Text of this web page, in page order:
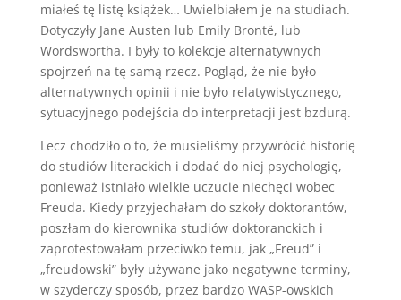
miałeś tę listę książek… Uwielbiałem je na studiach.
Dotyczyły Jane Austen lub Emily Brontë, lub
Wordswortha. I były to kolekcje alternatywnych
spojrzeń na tę samą rzecz. Pogląd, że nie było
alternatywnych opinii i nie było relatywistycznego,
sytuacyjnego podejścia do interpretacji jest bzdurą.
Lecz chodziło o to, że musieliśmy przywrócić historię
do studiów literackich i dodać do niej psychologię,
ponieważ istniało wielkie uczucie niechęci wobec
Freuda. Kiedy przyjechałam do szkoły doktorantów,
poszłam do kierownika studiów doktoranckich i
zaprotestowałam przeciwko temu, jak „Freud” i
„freudowski” były używane jako negatywne terminy,
w szyderczy sposób, przez bardzo WASP-owskich